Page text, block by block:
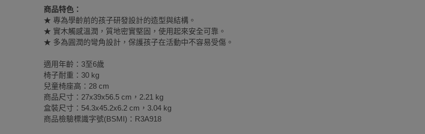
商品特色：
★ 專為學齡前的孩子研發設計的造型與結構。
★ 實木觸感溫潤，質地密實堅固，使用起來安全可靠。
★ 多為圓潤的彎角設計，保護孩子在活動中不容易受傷。
適用年齡：3至6歲
椅子耐重：30 kg
兒童椅座高：28 cm
商品尺寸：27x39x56.5 cm，2.21 kg
盒裝尺寸：54.3x45.2x6.2 cm，3.04 kg
商品檢驗標識字號(BSMI)：R3A918